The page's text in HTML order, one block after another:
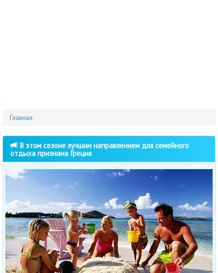
Главная
В этом сезоне лучшим направлением для семейного
отдыха признана Греция